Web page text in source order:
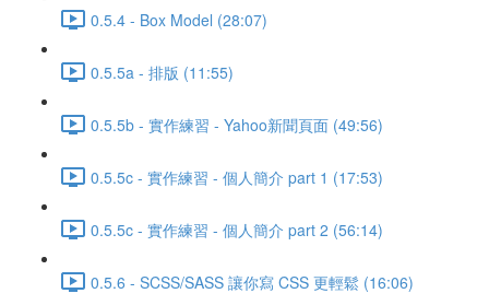
0.5.4 - Box Model (28:07)
0.5.5a - 排版 (11:55)
0.5.5b - 實作練習 - Yahoo新聞頁面 (49:56)
0.5.5c - 實作練習 - 個人簡介 part 1 (17:53)
0.5.5c - 實作練習 - 個人簡介 part 2 (56:14)
0.5.6 - SCSS/SASS 讓你寫 CSS 更輕鬆 (16:06)